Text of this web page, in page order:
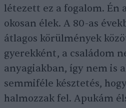
létezett ez a fogalom. Én
okosan élek. A 80-as
átlagos körülmények
gyerekként, a családom
anyagiakban, így nem is
semmiféle késztetés,
halmozzak fel. Apukám